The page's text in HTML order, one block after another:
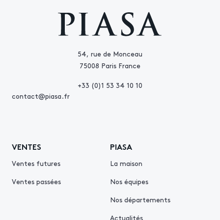
54, rue de Monceau
75008 Paris France
+33 (0)1 53 34 10 10
contact@piasa.fr
VENTES
Ventes futures
Ventes passées
PIASA
La maison
Nos équipes
Nos départements
Actualités